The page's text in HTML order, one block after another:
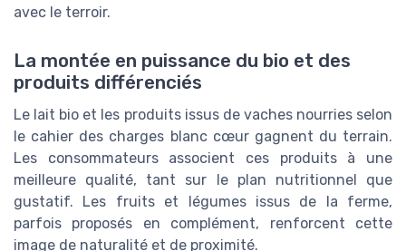
avec le terroir.
La montée en puissance du bio et des
produits différenciés
Le lait bio et les produits issus de vaches nourries selon
le cahier des charges blanc cœur gagnent du terrain.
Les consommateurs associent ces produits à une
meilleure qualité, tant sur le plan nutritionnel que
gustatif. Les fruits et légumes issus de la ferme,
parfois proposés en complément, renforcent cette
image de naturalité et de proximité.